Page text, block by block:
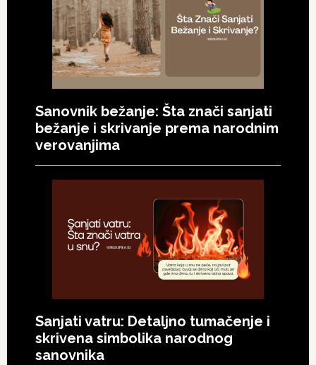
Sanovnik bežanje: Šta znači sanjati
bežanje i skrivanje prema narodnim
verovanjima
Sanjati vatru: Detaljno tumačenje i
skrivena simbolika narodnog
sanovnika